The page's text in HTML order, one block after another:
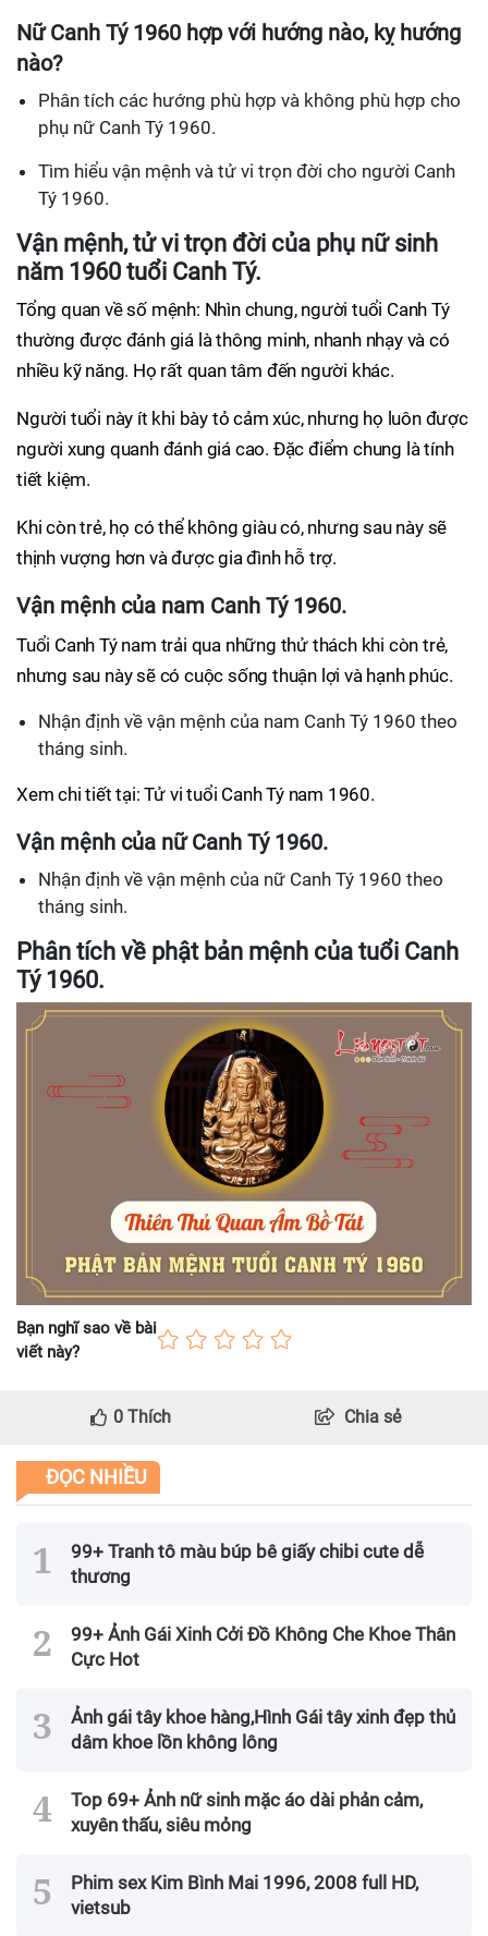
Nữ Canh Tý 1960 hợp với hướng nào, kỵ hướng
nào?
Phân tích các hướng phù hợp và không phù hợp cho
phụ nữ Canh Tý 1960.
Tìm hiểu vận mệnh và tử vi trọn đời cho người Canh
Tý 1960.
Vận mệnh, tử vi trọn đời của phụ nữ sinh
năm 1960 tuổi Canh Tý.
Tổng quan về số mệnh: Nhìn chung, người tuổi Canh Tý
thường được đánh giá là thông minh, nhanh nhạy và có
nhiều kỹ năng. Họ rất quan tâm đến người khác.
Người tuổi này ít khi bày tỏ cảm xúc, nhưng họ luôn được
người xung quanh đánh giá cao. Đặc điểm chung là tính
tiết kiệm.
Khi còn trẻ, họ có thể không giàu có, nhưng sau này sẽ
thịnh vượng hơn và được gia đình hỗ trợ.
Vận mệnh của nam Canh Tý 1960.
Tuổi Canh Tý nam trải qua những thử thách khi còn trẻ,
nhưng sau này sẽ có cuộc sống thuận lợi và hạnh phúc.
Nhận định về vận mệnh của nam Canh Tý 1960 theo
tháng sinh.
Xem chi tiết tại: Tử vi tuổi Canh Tý nam 1960.
Vận mệnh của nữ Canh Tý 1960.
Nhận định về vận mệnh của nữ Canh Tý 1960 theo
tháng sinh.
Phân tích về phật bản mệnh của tuổi Canh
Tý 1960.
Bạn nghĩ sao về bài
viết này?
0 Thích Chia sẻ
ĐỌC NHIỀU
99+ Tranh tô màu búp bê giấy chibi cute dễ
thương
99+ Ảnh Gái Xinh Cởi Đồ Không Che Khoe Thân
Cực Hot
Ảnh gái tây khoe hàng,Hình Gái tây xinh đẹp thủ
dâm khoe lồn không lông
Top 69+ Ảnh nữ sinh mặc áo dài phản cảm,
xuyên thấu, siêu mỏng
Phim sex Kim Bình Mai 1996, 2008 full HD,
vietsub